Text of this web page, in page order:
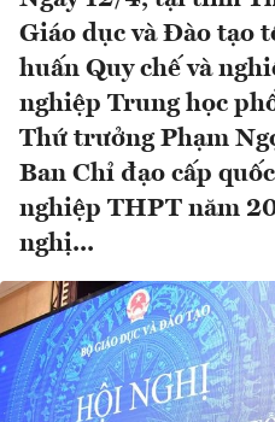
Giáo dục và Đào tạo
huấn Quy chế và
nghiệp Trung học
Thứ trưởng Phạm
Ban Chỉ đạo cấp
nghiệp THPT năm
nghị...